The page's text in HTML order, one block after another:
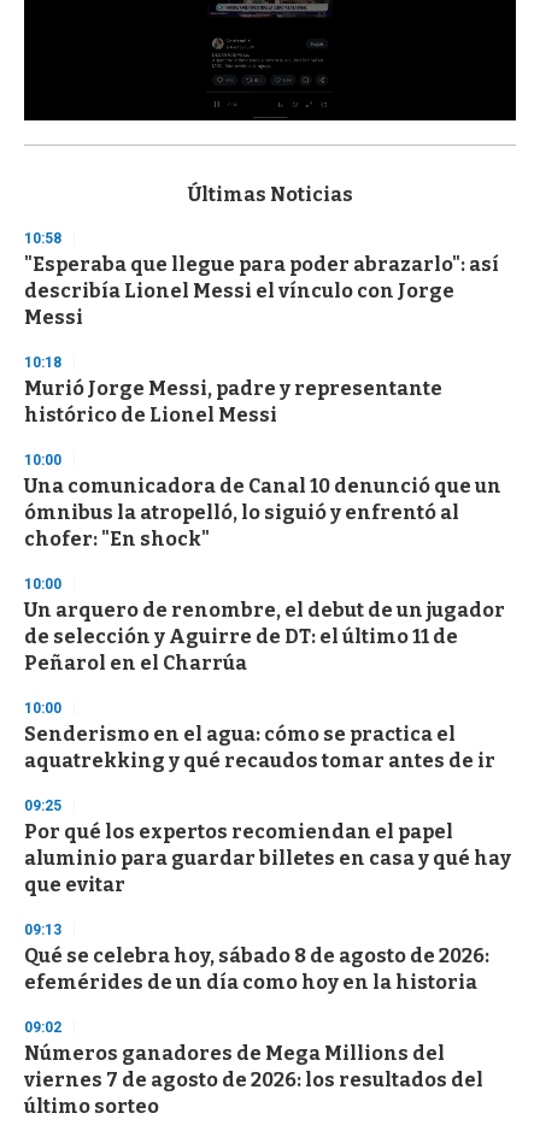
s
d
s
o
f
3
s
e
c
o
d
s
Últimas Noticias
10:58
"Esperaba que llegue para poder abrazarlo": así
describía Lionel Messi el vínculo con Jorge
Messi
10:18
Murió Jorge Messi, padre y representante
histórico de Lionel Messi
10:00
Una comunicadora de Canal 10 denunció que un
ómnibus la atropelló, lo siguió y enfrentó al
chofer: "En shock"
10:00
Un arquero de renombre, el debut de un jugador
de selección y Aguirre de DT: el último 11 de
Peñarol en el Charrúa
10:00
Senderismo en el agua: cómo se practica el
aquatrekking y qué recaudos tomar antes de ir
09:25
Por qué los expertos recomiendan el papel
aluminio para guardar billetes en casa y qué hay
que evitar
09:13
Qué se celebra hoy, sábado 8 de agosto de 2026:
efemérides de un día como hoy en la historia
09:02
Números ganadores de Mega Millions del
viernes 7 de agosto de 2026: los resultados del
último sorteo